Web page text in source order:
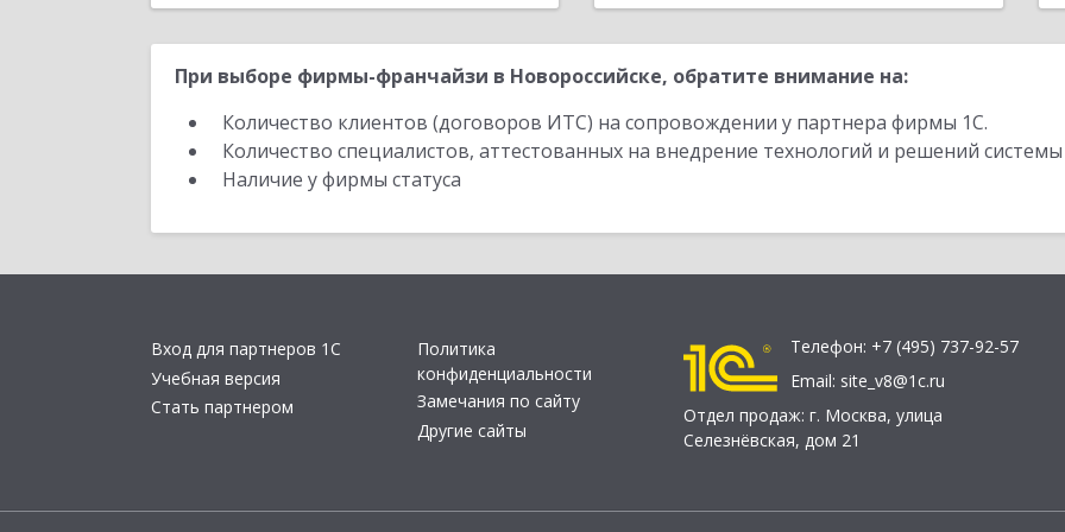
При выборе фирмы-франчайзи в Новороссийске, обратите внимание на:
Количество клиентов (договоров ИТС) на сопровождении у партнера фирмы 1С.
Количество специалистов, аттестованных на внедрение технологий и решений
Наличие у фирмы статуса
Вход для партнеров 1С
Учебная версия
Стать партнером
Политика
конфиденциальности
Замечания по сайту
Другие сайты
Телефон: +7 (495) 737-92-57
Email: site_v8@1c.ru
Отдел продаж: г. Москва, улица
Селезнёвская, дом 21